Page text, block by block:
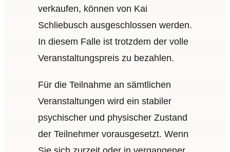
verkaufen, können von Kai
Schliebusch ausgeschlossen werden.
In diesem Falle ist trotzdem der volle
Veranstaltungspreis zu bezahlen.
Für die Teilnahme an sämtlichen
Veranstaltungen wird ein stabiler
psychischer und physischer Zustand
der Teilnehmer vorausgesetzt. Wenn